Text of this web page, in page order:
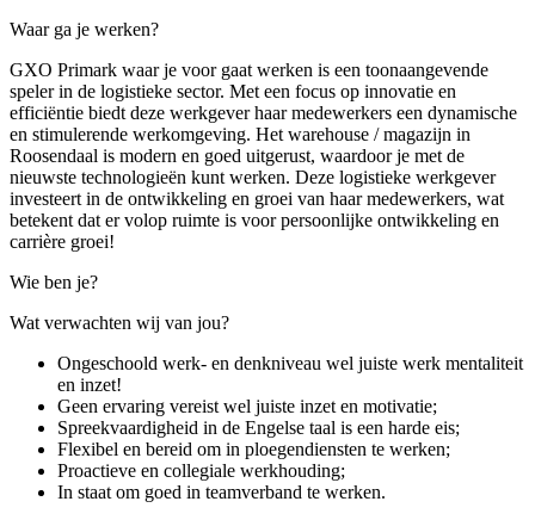
Waar ga je werken?
GXO Primark waar je voor gaat werken is een toonaangevende
speler in de logistieke sector. Met een focus op innovatie en
efficiëntie biedt deze werkgever haar medewerkers een dynamische
en stimulerende werkomgeving. Het warehouse / magazijn in
Roosendaal is modern en goed uitgerust, waardoor je met de
nieuwste technologieën kunt werken. Deze logistieke werkgever
investeert in de ontwikkeling en groei van haar medewerkers, wat
betekent dat er volop ruimte is voor persoonlijke ontwikkeling en
carrière groei!
Wie ben je?
Wat verwachten wij van jou?
Ongeschoold werk- en denkniveau wel juiste werk mentaliteit
en inzet!
Geen ervaring vereist wel juiste inzet en motivatie;
Spreekvaardigheid in de Engelse taal is een harde eis;
Flexibel en bereid om in ploegendiensten te werken;
Proactieve en collegiale werkhouding;
In staat om goed in teamverband te werken.